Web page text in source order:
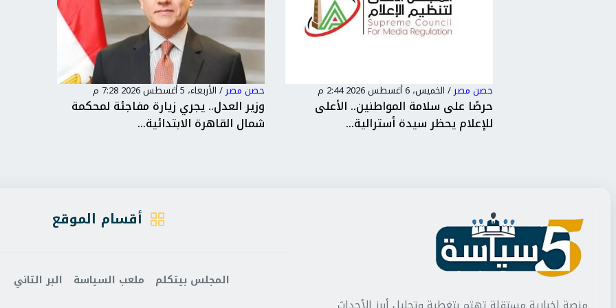
سلامة المواطنين.. الأعلى
حصن مصر/الأربعاء، 5 أغسطس 2026 7:28 م
وزير العدل.. يجري زيارة مفاجئة لمحكمة
شمال القاهرة الابتدائية...
حصن مصر/الأربعاء، 5 أغسطس 2026 6:04 م
رئيس الوزراء.. يشهد توقيع اتفاقية
تأسيس شركة "مواصلات مدن مصر...
أقسام الموقع
المجلس بيتكلم
ملعب السياسة
البر التاني